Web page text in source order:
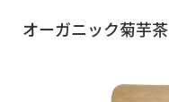
オーガニック菊芋茶